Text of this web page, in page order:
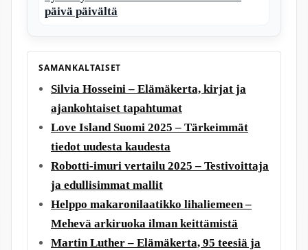
päivä päivältä
SAMANKALTAISET
Silvia Hosseini – Elämäkerta, kirjat ja
ajankohtaiset tapahtumat
Love Island Suomi 2025 – Tärkeimmät
tiedot uudesta kaudesta
Robotti-imuri vertailu 2025 – Testivoittaja
ja edullisimmat mallit
Helppo makaronilaatikko lihaliemeen –
Mehevä arkiruoka ilman keittämistä
Martin Luther – Elämäkerta, 95 teesiä ja